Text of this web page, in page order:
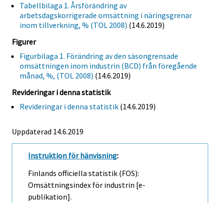
Tabellbilaga 1. Årsförändring av
arbetsdagskorrigerade omsättning i näringsgrenar
inom tillverkning, % (TOL 2008) (14.6.2019)
Figurer
Figurbilaga 1. Förändring av den säsongrensade
omsättningen inom industrin (BCD) från föregående
månad, %, (TOL 2008) (14.6.2019)
Revideringar i denna statistik
Revideringar i denna statistik (14.6.2019)
Uppdaterad 14.6.2019
Instruktion för hänvisning:
Finlands officiella statistik (FOS):
Omsättningsindex för industrin [e-
publikation].